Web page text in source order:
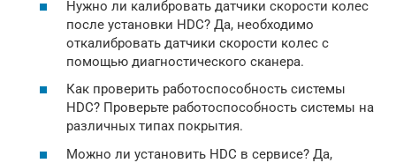
Нужно ли калибровать датчики скорости колес
после установки HDC? Да, необходимо
откалибровать датчики скорости колес с
помощью диагностического сканера.
Как проверить работоспособность системы
HDC? Проверьте работоспособность системы на
различных типах покрытия.
Можно ли установить HDC в сервисе? Да,